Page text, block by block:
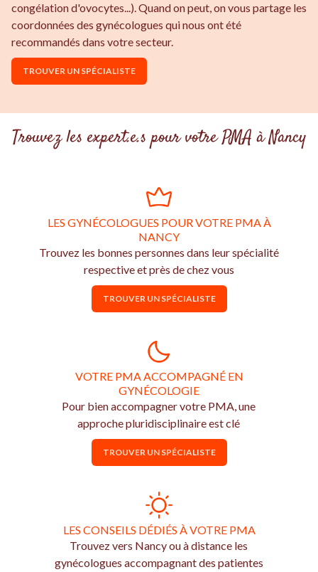
congélation d'ovocytes...). Quand on peut, on vous partage les
coordonnées des gynécologues qui nous ont été
recommandés dans votre secteur.
TROUVER UN SPÉCIALISTE
Trouvez les expert.e.s pour votre PMA à Nancy
LES GYNÉCOLOGUES POUR VOTRE PMA À
NANCY
Trouvez les bonnes personnes dans leur spécialité
respective et près de chez vous
TROUVER UN SPÉCIALISTE
VOTRE PMA ACCOMPAGNÉ EN
GYNÉCOLOGIE
Pour bien accompagner votre PMA, une
approche pluridisciplinaire est clé
TROUVER UN SPÉCIALISTE
LES CONSEILS DÉDIÉS À VOTRE PMA
Trouvez vers Nancy ou à distance les
gynécologues accompagnant des patientes